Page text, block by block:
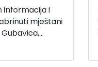
informacija i
mještani